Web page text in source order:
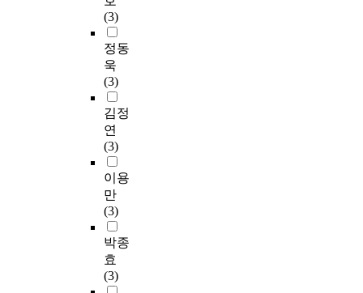
(3)
정동
욱
(3)
김정
연
(3)
이용
만
(3)
박종
효
(3)